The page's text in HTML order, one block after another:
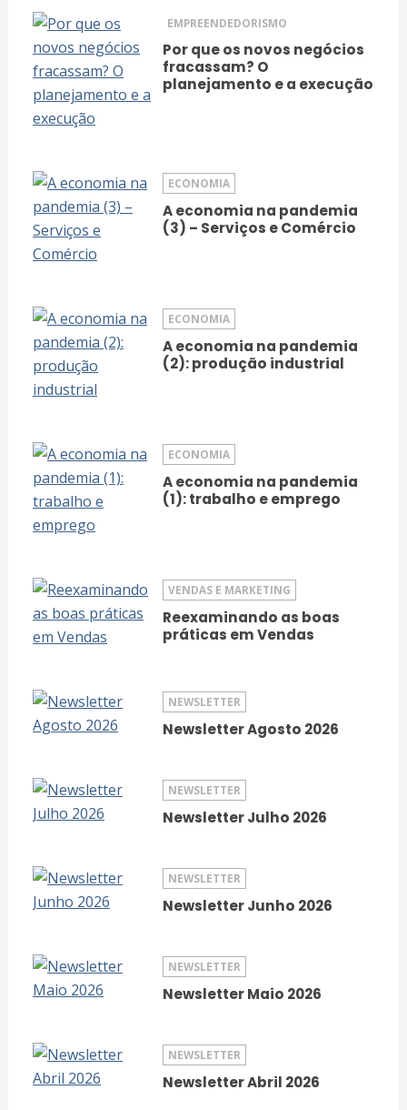
EMPREENDEDORISMO
Por que os novos negócios
fracassam? O
planejamento e a execução
ECONOMIA
A economia na pandemia
(3) – Serviços e Comércio
ECONOMIA
A economia na pandemia
(2): produção industrial
ECONOMIA
A economia na pandemia
(1): trabalho e emprego
VENDAS E MARKETING
Reexaminando as boas
práticas em Vendas
NEWSLETTER
Newsletter Agosto 2026
NEWSLETTER
Newsletter Julho 2026
NEWSLETTER
Newsletter Junho 2026
NEWSLETTER
Newsletter Maio 2026
NEWSLETTER
Newsletter Abril 2026